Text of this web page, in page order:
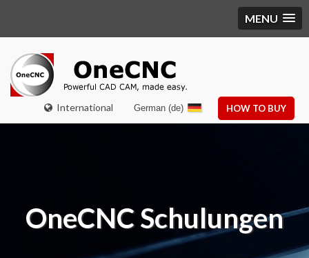
MENU
International HOW TO BUY
German (de)
OneCNCSchulungen